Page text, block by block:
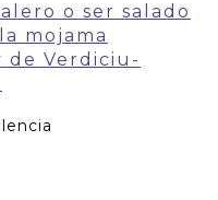
o ser salado
mojama
de Verdiciu-